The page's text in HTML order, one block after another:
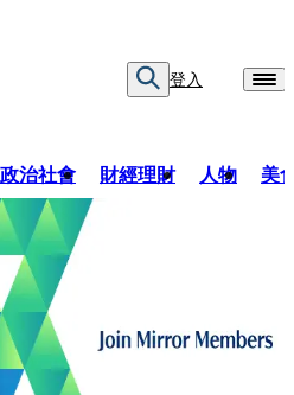
登入
政治社會 財經理財 人物 美